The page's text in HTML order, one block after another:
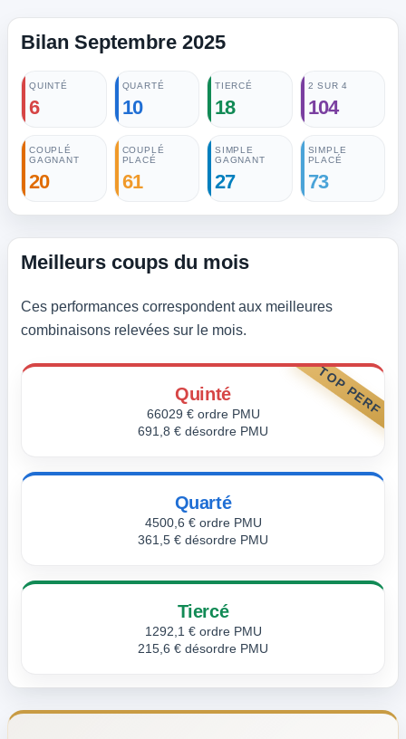
Bilan Septembre 2025
QUINTÉ
6
QUARTÉ
10
TIERCÉ
18
2 SUR 4
104
COUPLÉ
GAGNANT
20
COUPLÉ
PLACÉ
61
SIMPLE
GAGNANT
27
SIMPLE
PLACÉ
73
Meilleurs coups du mois
Ces performances correspondent aux meilleures
combinaisons relevées sur le mois.
TOP PERF
Quinté
66029 € ordre PMU
691,8 € désordre PMU
Quarté
4500,6 € ordre PMU
361,5 € désordre PMU
Tiercé
1292,1 € ordre PMU
215,6 € désordre PMU